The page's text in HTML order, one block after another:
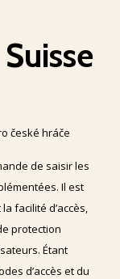
de saisir les
Il est
facilité d’accès,
protection
Étant
d’accès et du